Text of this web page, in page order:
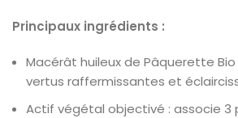
Principaux ingrédients :
Macérât huileux de Pâquerette
vertus raffermissantes et
Actif végétal objectivé : associe 3